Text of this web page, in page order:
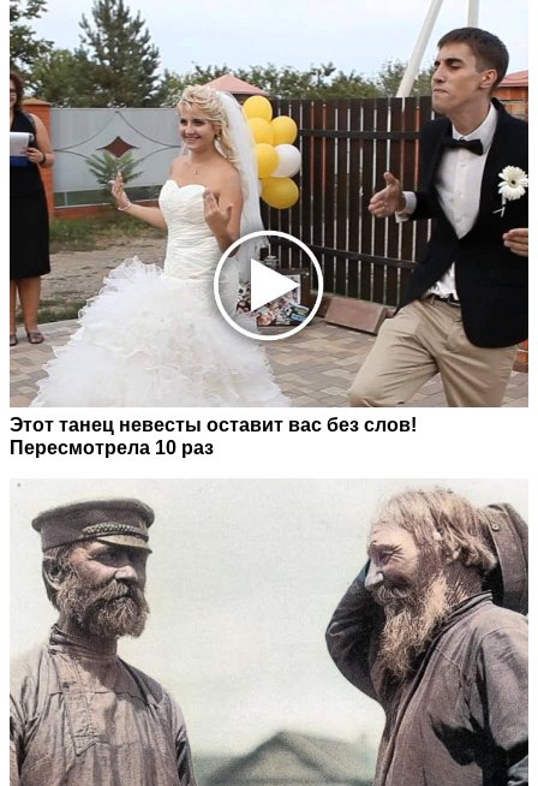
Этот танец невесты оставит вас без слов!
Пересмотрела 10 раз